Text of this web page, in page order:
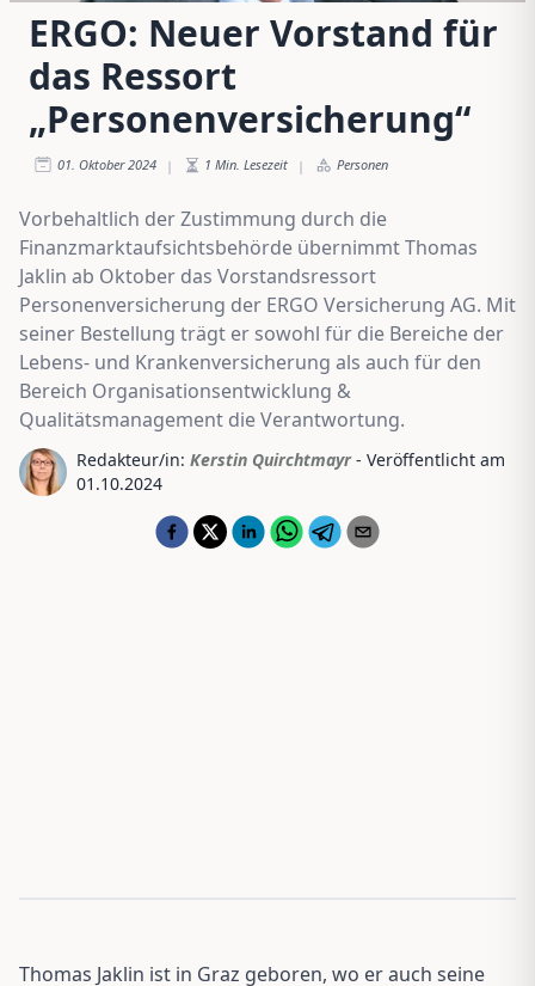
ERGO: Neuer Vorstand für
das Ressort
„Personenversicherung“
01. Oktober 2024 | 1 Min. Lesezeit | Personen
Vorbehaltlich der Zustimmung durch die
Finanzmarktaufsichtsbehörde übernimmt Thomas
Jaklin ab Oktober das Vorstandsressort
Personenversicherung der ERGO Versicherung AG. Mit
seiner Bestellung trägt er sowohl für die Bereiche der
Lebens- und Krankenversicherung als auch für den
Bereich Organisationsentwicklung &
Qualitätsmanagement die Verantwortung.
Redakteur/in: Kerstin Quirchtmayr - Veröffentlicht am
01.10.2024
Thomas Jaklin ist in Graz geboren, wo er auch seine